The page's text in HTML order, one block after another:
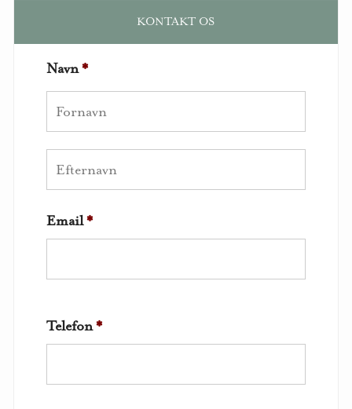
KONTAKT OS
Navn*
Email*
Telefon*